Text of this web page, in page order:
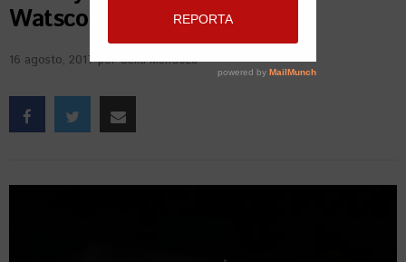
Watsco Center
16 agosto, 2017 porCelia Mendoza